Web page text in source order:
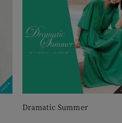
Dramatic Summer